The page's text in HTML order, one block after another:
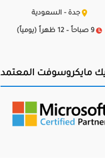
جدة - السعودية
9 صباحاً – 12 ظهراً (يومياً)
مايكروسوفت المعتمد